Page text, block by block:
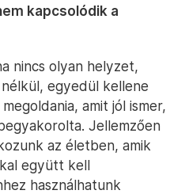
kapcsolódik a
nincs olyan helyzet,
egyedül kellene
amit jól ismer,
Jellemzően
az életben, amik
együtt kell
használhatunk